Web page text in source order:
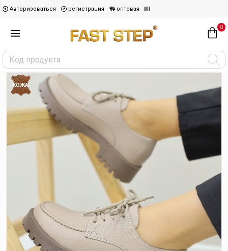
Авторизоваться регистрация оптовая
0
КОЖА